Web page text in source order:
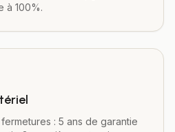
à 100%.
: 5 ans de garantie